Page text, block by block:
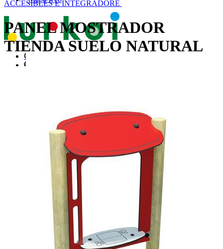
ACCESIBLES E INTEGRADORE
PANEL MOSTRADOR
TIENDA SUELO NATURAL